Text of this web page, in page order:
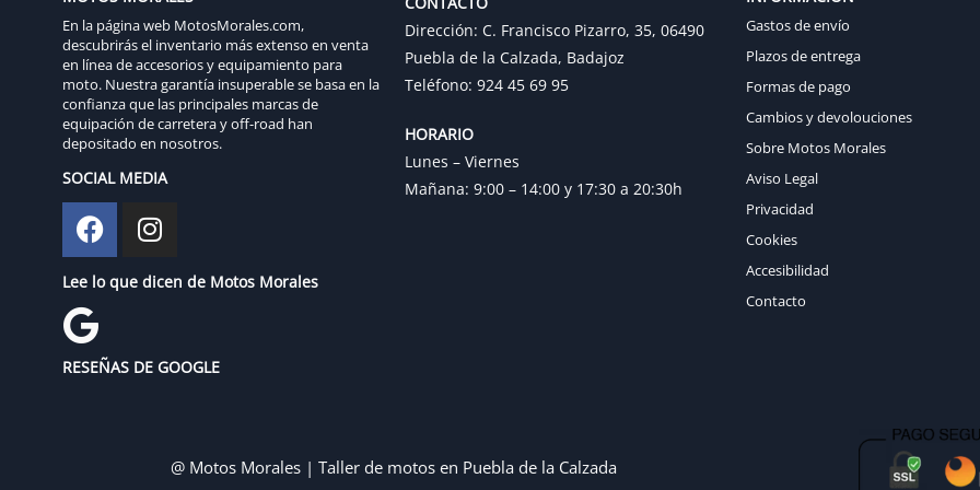
En la página web MotosMorales.com,
descubrirás el inventario más extenso en venta
en línea de accesorios y equipamiento para
moto. Nuestra garantía insuperable se basa en la
confianza que las principales marcas de
equipación de carretera y off-road han
depositado en nosotros.
SOCIAL MEDIA
Lee lo que dicen de Motos Morales
RESEÑAS DE GOOGLE
Dirección: C. Francisco Pizarro, 35, 06490
Puebla de la Calzada, Badajoz
Teléfono: 924 45 69 95
HORARIO
Lunes – Viernes
Mañana: 9:00 – 14:00 y 17:30 a 20:30h
Gastos de envío
Plazos de entrega
Formas de pago
Cambios y devolouciones
Sobre Motos Morales
Aviso Legal
Privacidad
Cookies
Accesibilidad
Contacto
@ Motos Morales | Taller de motos en Puebla de la Calzada